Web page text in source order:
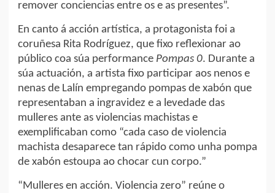
remover conciencias entre os e as presentes”.
En canto á acción artística, a protagonista foi a
coruñesa Rita Rodríguez, que fixo reflexionar ao
público coa súa performance Pompas 0. Durante a
súa actuación, a artista fixo participar aos nenos e
nenas de Lalín empregando pompas de xabón que
representaban a ingravidez e a levedade das
mulleres ante as violencias machistas e
exemplificaban como “cada caso de violencia
machista desaparece tan rápido como unha pompa
de xabón estoupa ao chocar cun corpo.”
“Mulleres en acción. Violencia zero” reúne o